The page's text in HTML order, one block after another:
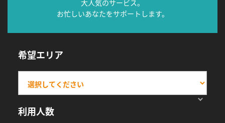
大人気のサービス。
お忙しいあなたをサポートします。
希望エリア
利用人数